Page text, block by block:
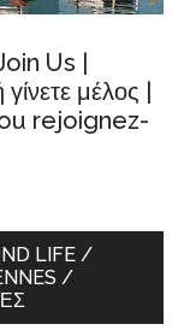
Us |
μέλος |
rejoignez-
LIFE /
/